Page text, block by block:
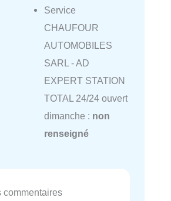
Service
CHAUFOUR
AUTOMOBILES
SARL - AD
EXPERT STATION
TOTAL 24/24 ouvert
dimanche : non
renseigné
commentaires